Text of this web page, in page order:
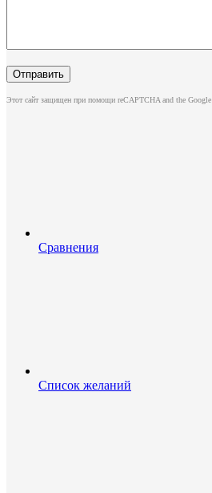
Этот сайт защищен при помощи reCAPTCHA and the Google
Сравнения
Список желаний